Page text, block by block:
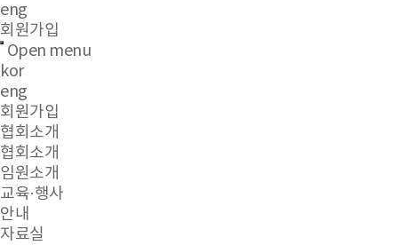
eng
회원가입
Open menu
kor
eng
회원가입
협회소개
협회소개
임원소개
교육·행사
안내
자료실